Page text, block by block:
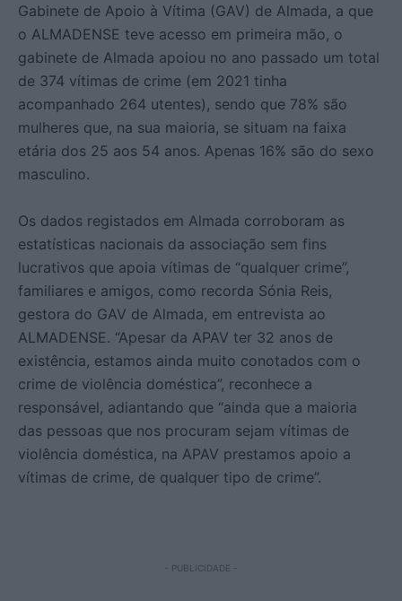
Gabinete de Apoio à Vítima (GAV) de Almada, a que
o ALMADENSE teve acesso em primeira mão, o
gabinete de Almada apoiou no ano passado um total
de 374 vítimas de crime (em 2021 tinha
acompanhado 264 utentes), sendo que 78% são
mulheres que, na sua maioria, se situam na faixa
etária dos 25 aos 54 anos. Apenas 16% são do sexo
masculino.
Os dados registados em Almada corroboram as
estatísticas nacionais da associação sem fins
lucrativos que apoia vítimas de “qualquer crime”,
familiares e amigos, como recorda Sónia Reis,
gestora do GAV de Almada, em entrevista ao
ALMADENSE. “Apesar da APAV ter 32 anos de
existência, estamos ainda muito conotados com o
crime de violência doméstica”, reconhece a
responsável, adiantando que “ainda que a maioria
das pessoas que nos procuram sejam vítimas de
violência doméstica, na APAV prestamos apoio a
vítimas de crime, de qualquer tipo de crime”.
- PUBLICIDADE -